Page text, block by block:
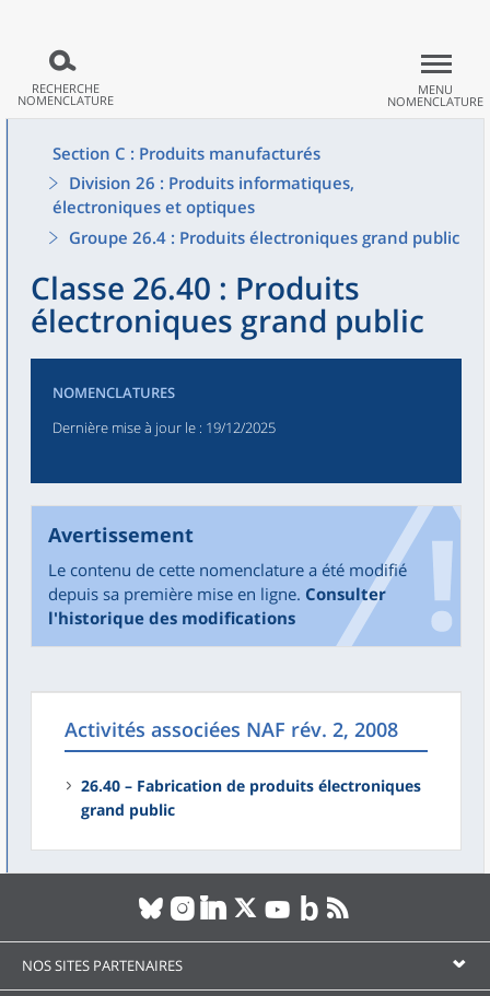
RECHERCHE
NOMENCLATURE
MENU
NOMENCLATURE
Section C : Produits manufacturés
Division 26 : Produits informatiques,
électroniques et optiques
Groupe 26.4 : Produits électroniques grand public
Classe 26.40 : Produits
électroniques grand public
NOMENCLATURES
Dernière mise à jour le : 19/12/2025
Avertissement
Le contenu de cette nomenclature a été modifié
depuis sa première mise en ligne. Consulter
l'historique des modifications
Activités associées NAF rév. 2, 2008
26.40 – Fabrication de produits électroniques
grand public
NOS SITES PARTENAIRES